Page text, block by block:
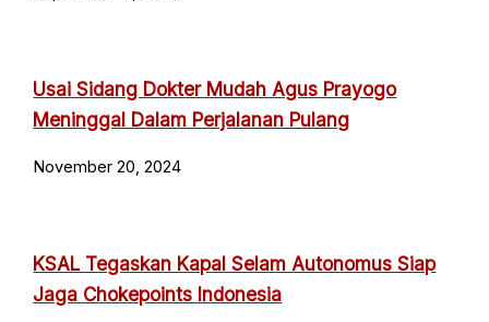
Usai Sidang Dokter Mudah Agus Prayogo
Meninggal Dalam Perjalanan Pulang
November 20, 2024
KSAL Tegaskan Kapal Selam Autonomus Siap
Jaga Chokepoints Indonesia